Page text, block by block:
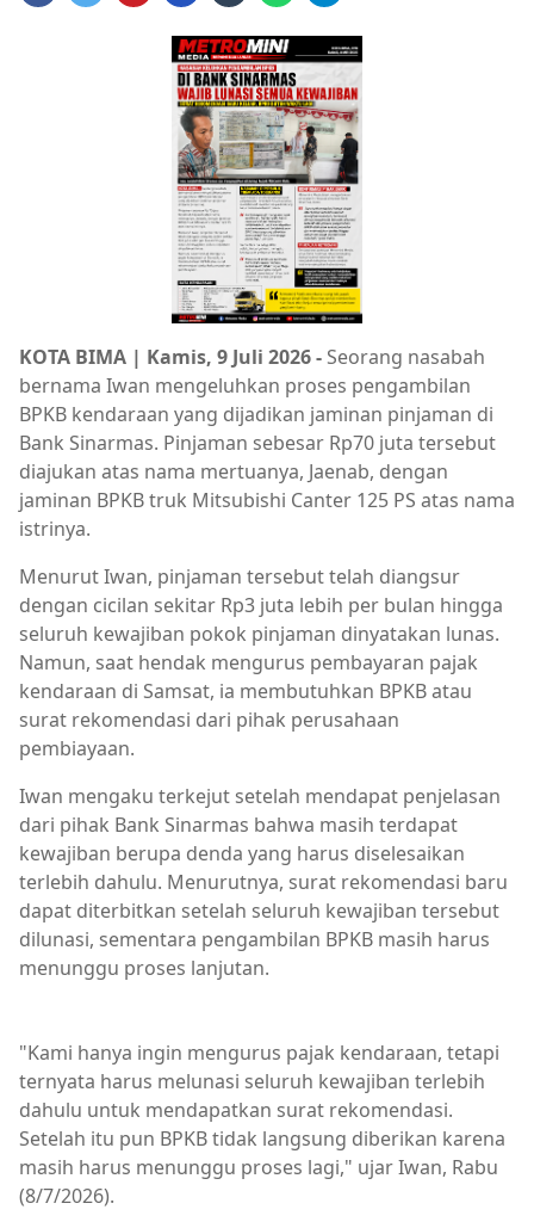
KOTA BIMA | Kamis, 9 Juli 2026 -Seorang nasabah
bernama Iwan mengeluhkan proses pengambilan
BPKB kendaraan yang dijadikan jaminan pinjaman di
Bank Sinarmas. Pinjaman sebesar Rp70 juta tersebut
diajukan atas nama mertuanya, Jaenab, dengan
jaminan BPKB truk Mitsubishi Canter 125 PS atas nama
istrinya.
Menurut Iwan, pinjaman tersebut telah diangsur
dengan cicilan sekitar Rp3 juta lebih per bulan hingga
seluruh kewajiban pokok pinjaman dinyatakan lunas.
Namun, saat hendak mengurus pembayaran pajak
kendaraan di Samsat, ia membutuhkan BPKB atau
surat rekomendasi dari pihak perusahaan
pembiayaan.
Iwan mengaku terkejut setelah mendapat penjelasan
dari pihak Bank Sinarmas bahwa masih terdapat
kewajiban berupa denda yang harus diselesaikan
terlebih dahulu. Menurutnya, surat rekomendasi baru
dapat diterbitkan setelah seluruh kewajiban tersebut
dilunasi, sementara pengambilan BPKB masih harus
menunggu proses lanjutan.
"Kami hanya ingin mengurus pajak kendaraan, tetapi
ternyata harus melunasi seluruh kewajiban terlebih
dahulu untuk mendapatkan surat rekomendasi.
Setelah itu pun BPKB tidak langsung diberikan karena
masih harus menunggu proses lagi," ujar Iwan, Rabu
(8/7/2026).